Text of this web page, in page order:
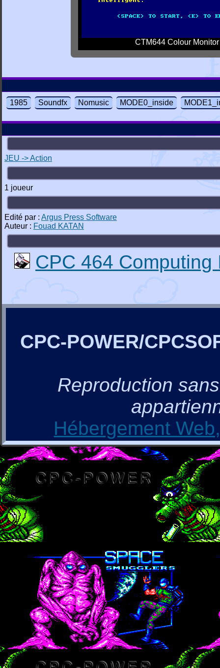
CTM644 Colour Monitor
1985 Soundfx Nomusic MODE0_inside
JEU -> Action
1 joueur
Edité par : Argus Press Software
Auteur : Fouad KATAN
CPC 464 Computing
CPC-POWER/
Reproduction
Hébergement